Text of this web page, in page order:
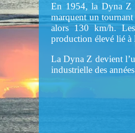
En 1954, la Dyna Z
marquent un
alors 130 km/h.
production élevé lié à
La Dyna Z devient
industrielle des